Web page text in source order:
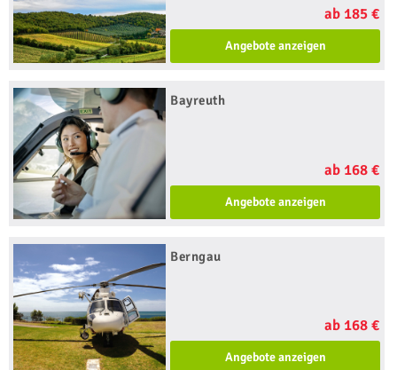
ab 185 €
Angebote anzeigen
Bayreuth
ab 168 €
Angebote anzeigen
Berngau
ab 168 €
Angebote anzeigen